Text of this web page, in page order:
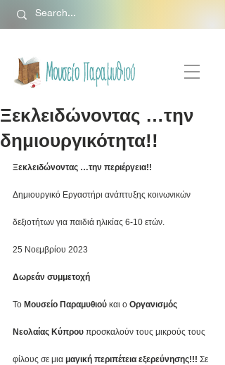
Ξεκλειδώνοντας …την
δημιουργικότητα!!
Ξεκλειδώνοντας …την περιέργεια!!
Δημιουργικό Εργαστήρι ανάπτυξης κοινωνικών
δεξιοτήτων για παιδιά ηλικίας 6-10 ετών.
25 Νοεμβρίου 2023
Δωρεάν συμμετοχή
Το Μουσείο Παραμυθιού και ο Οργανισμός
Νεολαίας Κύπρου προσκαλούν τους μικρούς τους
φίλους σε μια μαγική περιπέτεια εξερεύνησης!!! Σε